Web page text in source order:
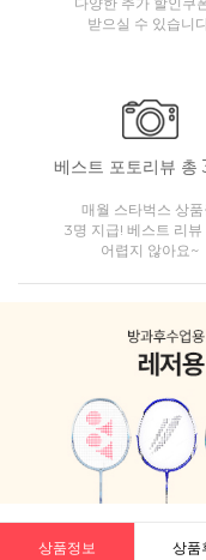
받으실 수 있습니
베스트 포토리뷰 총
매월 스타벅스 상품
3명 지급! 베스트 리뷰
어렵지 않아요~
상품정보 상품